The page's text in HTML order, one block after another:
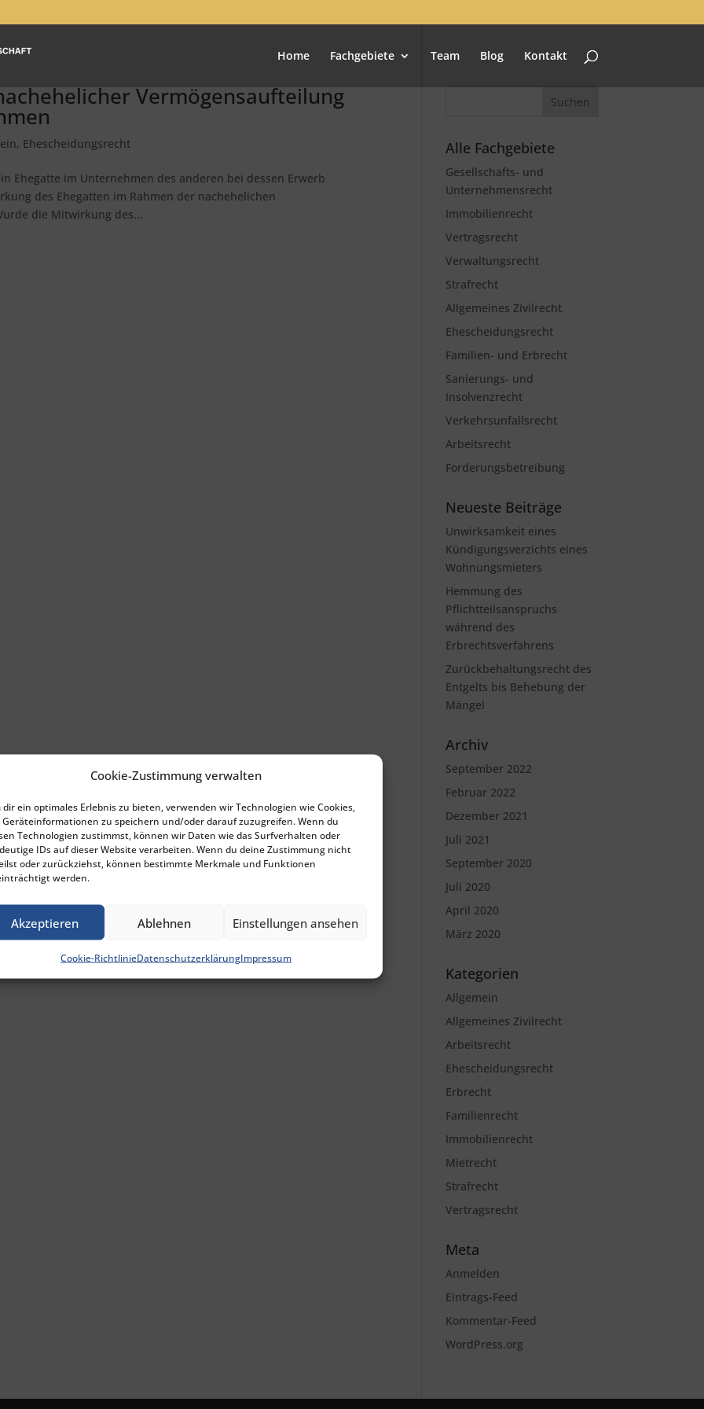
Cookie-Zustimmung verwalten
dir ein optimales Erlebnis zu bieten, verwenden wir Technologien wie Cookies,
Geräteinformationen zu speichern und/oder darauf zuzugreifen. Wenn du
Technologien zustimmst, können wir Daten wie das Surfverhalten oder
IDs auf dieser Website verarbeiten. Wenn du deine Zustimmung nicht
oder zurückziehst, können bestimmte Merkmale und Funktionen
werden.
Akzeptieren Ablehnen Einstellungen ansehen
Cookie-RichtlinieDatenschutzerklärungImpressum
Home Fachgebiete Team Blog Kontakt
Vermögensaufteilung
, Ehescheidungsrecht
Ehegatte im Unternehmen des anderen bei dessen Erwerb
des Ehegatten im Rahmen der nachehelichen
die Mitwirkung des...
Alle Fachgebiete
Gesellschafts- und
Unternehmensrecht
Immobilienrecht
Vertragsrecht
Verwaltungsrecht
Strafrecht
Allgemeines Zivilrecht
Ehescheidungsrecht
Familien- und Erbrecht
Sanierungs- und
Insolvenzrecht
Verkehrsunfallsrecht
Arbeitsrecht
Forderungsbetreibung
Neueste Beiträge
Unwirksamkeit eines
Kündigungsverzichts eines
Wohnungsmieters
Hemmung des
Pflichtteilsanspruchs
während des
Erbrechtsverfahrens
Zurückbehaltungsrecht des
Entgelts bis Behebung der
Mängel
Archiv
September 2022
Februar 2022
Dezember 2021
Juli 2021
September 2020
Juli 2020
April 2020
März 2020
Kategorien
Allgemein
Allgemeines Zivilrecht
Arbeitsrecht
Ehescheidungsrecht
Erbrecht
Familienrecht
Immobilienrecht
Mietrecht
Strafrecht
Vertragsrecht
Meta
Anmelden
Eintrags-Feed
Kommentar-Feed
WordPress.org